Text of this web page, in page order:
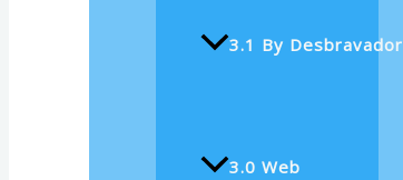
3.1 By Desbravador
3.0 Web